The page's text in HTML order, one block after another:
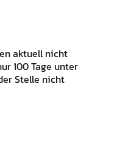
aktuell nicht
100 Tage unter
Stelle nicht